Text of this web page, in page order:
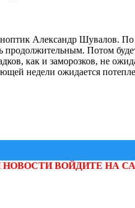
Александр Шувалов.
Потом
как и заморозков, не
недели ожидается
НОВОСТИ ВОЙДИТЕ НА